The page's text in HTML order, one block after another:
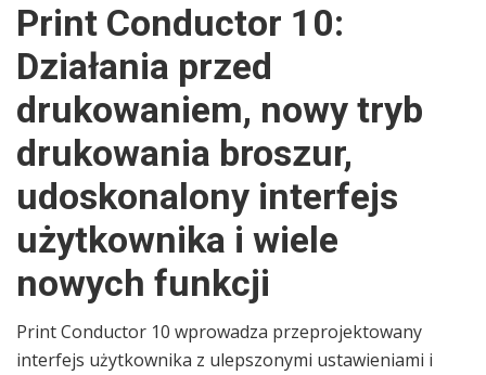
Print Conductor 10:
Działania przed
drukowaniem, nowy tryb
drukowania broszur,
udoskonalony interfejs
użytkownika i wiele
nowych funkcji
Print Conductor 10 wprowadza przeprojektowany
interfejs użytkownika z ulepszonymi ustawieniami i